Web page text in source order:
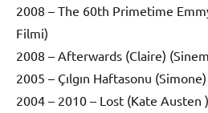
2008 – The 60th Primetime
Filmi)
2008 – Afterwards (Claire)
2005 – Çılgın Haftasonu
2004 – 2010 – Lost (Kate Austen